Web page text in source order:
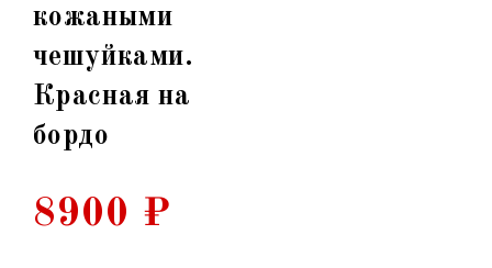
кожаными
чешуйками.
Красная на
бордо
8900 ₽